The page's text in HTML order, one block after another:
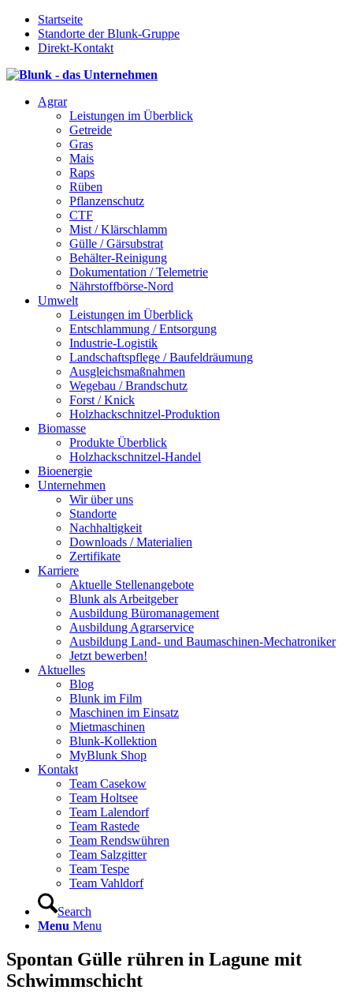
Startseite
Standorte der Blunk-Gruppe
Direkt-Kontakt
Agrar
Leistungen im Überblick
Getreide
Gras
Mais
Raps
Rüben
Pflanzenschutz
CTF
Mist / Klärschlamm
Gülle / Gärsubstrat
Behälter-Reinigung
Dokumentation / Telemetrie
Nährstoffbörse-Nord
Umwelt
Leistungen im Überblick
Entschlammung / Entsorgung
Industrie-Logistik
Landschaftspflege / Baufeldräumung
Ausgleichsmaßnahmen
Wegebau / Brandschutz
Forst / Knick
Holzhackschnitzel-Produktion
Biomasse
Produkte Überblick
Holzhackschnitzel-Handel
Bioenergie
Unternehmen
Wir über uns
Standorte
Nachhaltigkeit
Downloads / Materialien
Zertifikate
Karriere
Aktuelle Stellenangebote
Blunk als Arbeitgeber
Ausbildung Büromanagement
Ausbildung Agrarservice
Ausbildung Land- und Baumaschinen-Mechatroniker
Jetzt bewerben!
Aktuelles
Blog
Blunk im Film
Maschinen im Einsatz
Mietmaschinen
Blunk-Kollektion
MyBlunk Shop
Kontakt
Team Casekow
Team Holtsee
Team Lalendorf
Team Rastede
Team Rendswühren
Team Salzgitter
Team Tespe
Team Vahldorf
Search
Menu Menu
Spontan Gülle rühren in Lagune mit
Schwimmschicht